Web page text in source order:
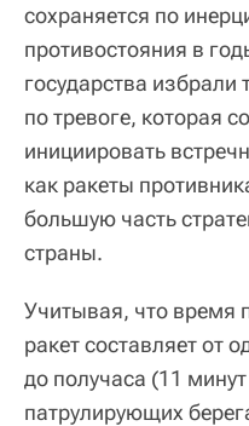
сохраняется по
противостояния в
государства избрали
по тревоге, которая
инициировать
как ракеты
большую часть
страны.
Учитывая, что время
ракет составляет от
до получаса (11
патрулирующих